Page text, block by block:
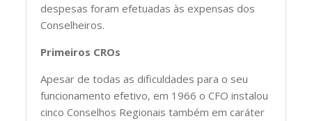
despesas foram efetuadas às expensas dos
Conselheiros.
Primeiros CROs
Apesar de todas as dificuldades para o seu
funcionamento efetivo, em 1966 o CFO instalou
cinco Conselhos Regionais também em caráter